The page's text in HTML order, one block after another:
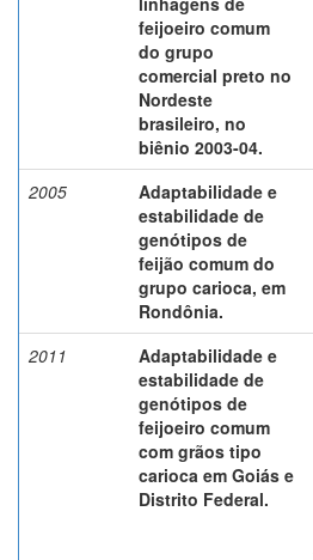
feijoeiro comum
do grupo
comercial preto no
Nordeste
brasileiro, no
biênio 2003-04.
2005
Adaptabilidade e
estabilidade de
genótipos de
feijão comum do
grupo carioca, em
Rondônia.
2011
Adaptabilidade e
estabilidade de
genótipos de
feijoeiro comum
com grãos tipo
carioca em Goiás e
Distrito Federal.